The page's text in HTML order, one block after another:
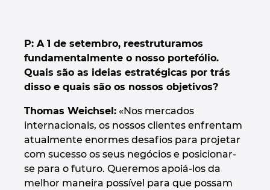
P: A 1 de setembro, reestruturamos
fundamentalmente o nosso portefólio.
Quais são as ideias estratégicas por trás
disso e quais são os nossos objetivos?
Thomas Weichsel: «Nos mercados
internacionais, os nossos clientes enfrentam
atualmente enormes desafios para projetar
com sucesso os seus negócios e posicionar-
se para o futuro. Queremos apoiá-los da
melhor maneira possível para que possam
Japan
Lithuania
Luxembourg
Malaysia
Mexico